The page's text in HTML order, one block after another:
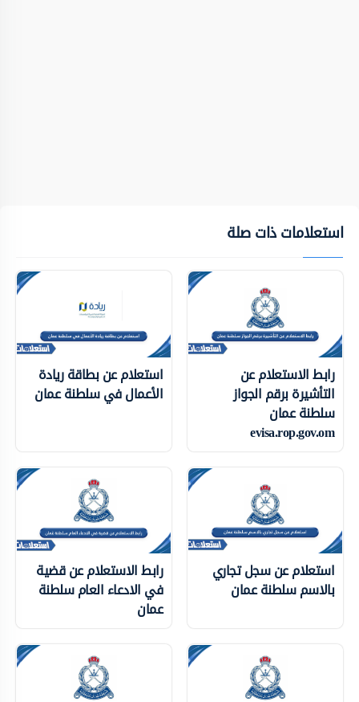
استعلامات ذات صلة
رابط الاستعلام عن
التأشيرة برقم الجواز
سلطنة عمان
evisa.rop.gov.om
استعلام عن بطاقة ريادة
الأعمال في سلطنة عمان
استعلام عن سجل تجاري
بالاسم سلطنة عمان
رابط الاستعلام عن قضية
في الادعاء العام سلطنة
عمان